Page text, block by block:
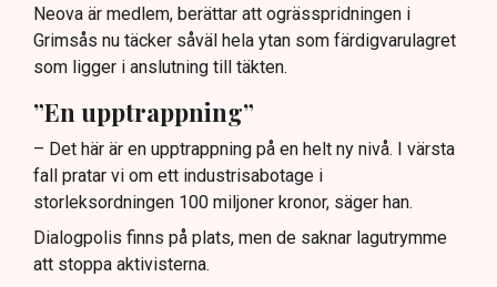
Neova är medlem, berättar att ogrässpridningen i
Grimsås nu täcker såväl hela ytan som färdigvarulagret
som ligger i anslutning till täkten.
”En upptrappning”
– Det här är en upptrappning på en helt ny nivå. I värsta
fall pratar vi om ett industrisabotage i
storleksordningen 100 miljoner kronor, säger han.
Dialogpolis finns på plats, men de saknar lagutrymme
att stoppa aktivisterna.